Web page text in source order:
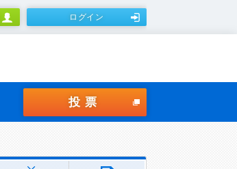
ログイン
投票